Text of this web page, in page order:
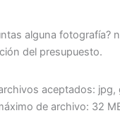
alguna fotografía?
del presupuesto.
aceptados: jpg,
de archivo: 32